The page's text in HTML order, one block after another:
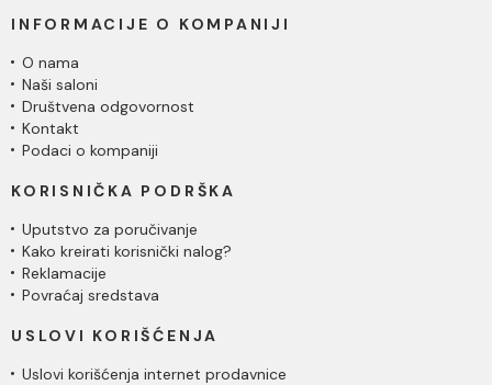
INFORMACIJE O KOMPANIJI
O nama
Naši saloni
Društvena odgovornost
Kontakt
Podaci o kompaniji
KORISNIČKA PODRŠKA
Uputstvo za poručivanje
Kako kreirati korisnički nalog?
Reklamacije
Povraćaj sredstava
USLOVI KORIŠĆENJA
Uslovi korišćenja internet prodavnice